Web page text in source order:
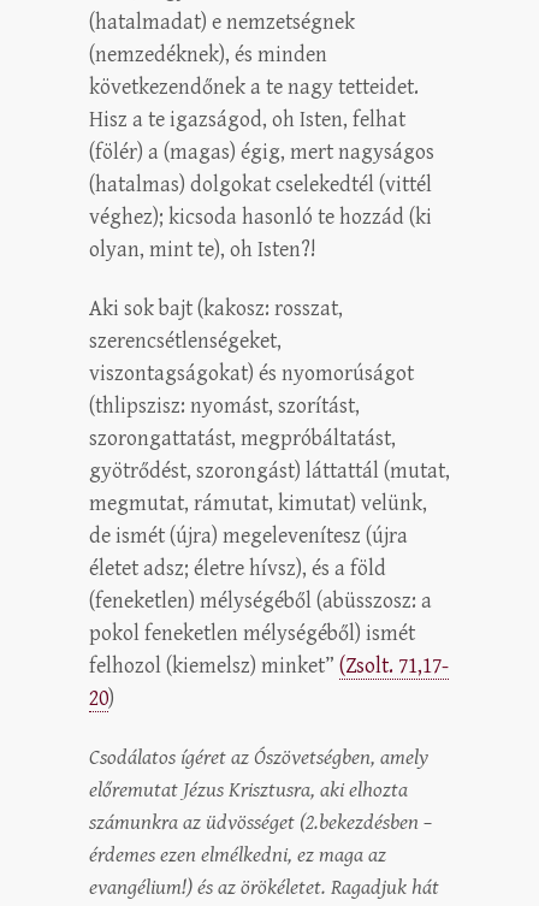
(hatalmadat) e nemzetségnek
(nemzedéknek), és minden
következendőnek a te nagy tetteidet.
Hisz a te igazságod, oh Isten, felhat
(fölér) a (magas) égig, mert nagyságos
(hatalmas) dolgokat cselekedtél (vittél
véghez); kicsoda hasonló te hozzád (ki
olyan, mint te), oh Isten?!
Aki sok bajt (kakosz: rosszat,
szerencsétlenségeket,
viszontagságokat) és nyomorúságot
(thlipszisz: nyomást, szorítást,
szorongattatást, megpróbáltatást,
gyötrődést, szorongást) láttattál (mutat,
megmutat, rámutat, kimutat) velünk,
de ismét (újra) megelevenítesz (újra
életet adsz; életre hívsz), és a föld
(feneketlen) mélységéből (abüsszosz: a
pokol feneketlen mélységéből) ismét
felhozol (kiemelsz) minket” (Zsolt. 71,17-
20)
Csodálatos ígéret az Ószövetségben, amely
előremutat Jézus Krisztusra, aki elhozta
számunkra az üdvösséget (2.bekezdésben –
érdemes ezen elmélkedni, ez maga az
evangélium!) és az örökéletet. Ragadjuk hát